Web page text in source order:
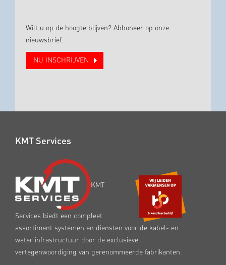
Wilt u op de hoogte blijven? Abboneer op onze
nieuwsbrief.
NU INSCHRIJVEN
KMT Services
KMT
Services biedt een compleet
assortiment systemen en diensten voor de kabel- en
water infrastructuur door de exclusieve
vertegenwoordiging van gerenommeerde fabrikanten.